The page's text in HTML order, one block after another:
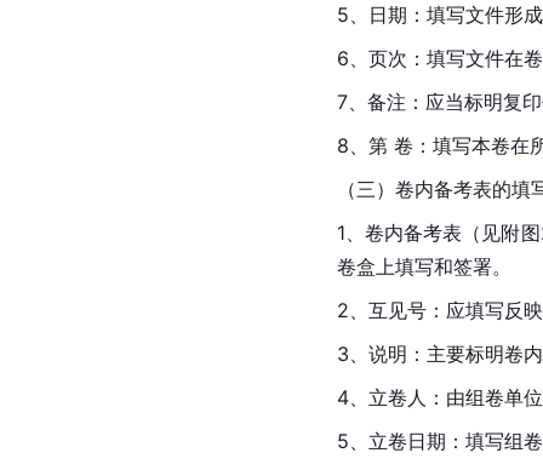
5、日期：填写文件形
6、页次：填写文件在
7、备注：应当标明复
8、第 卷：填写本卷在
（三）卷内备考表的填
1、卷内备考表（见附
卷盒上填写和签署。
2、互见号：应填写反
3、说明：主要标明卷
4、立卷人：由组卷单
5、立卷日期：填写组